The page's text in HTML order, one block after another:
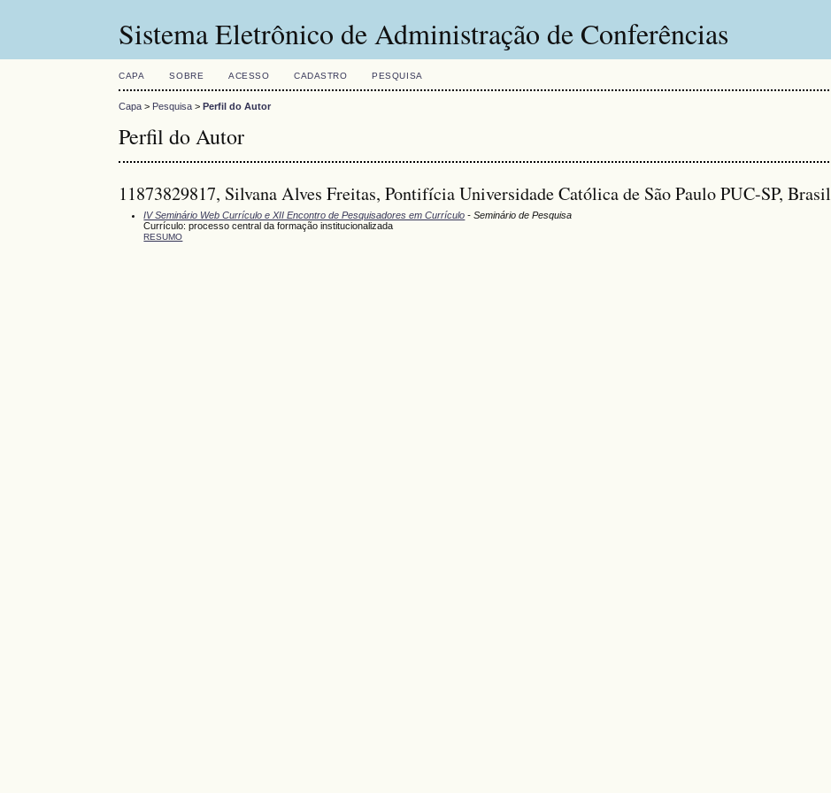
Sistema Eletrônico de Administração de Conferências
CAPA SOBRE ACESSO CADASTRO PESQUISA
Capa > Pesquisa >Perfil do Autor
Perfil do Autor
11873829817, Silvana Alves Freitas, Pontifícia Universidade Católica de São Paulo PUC-SP, Brasil
IV Seminário Web Currículo e XII Encontro de Pesquisadores em Currículo - Seminário de Pesquisa
Currículo: processo central da formação institucionalizada
RESUMO